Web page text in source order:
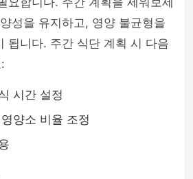
성을 유지하고, 영양 불균형을
됩니다. 주간 식단 계획 시 다음
시간 설정
양소 비율 조정